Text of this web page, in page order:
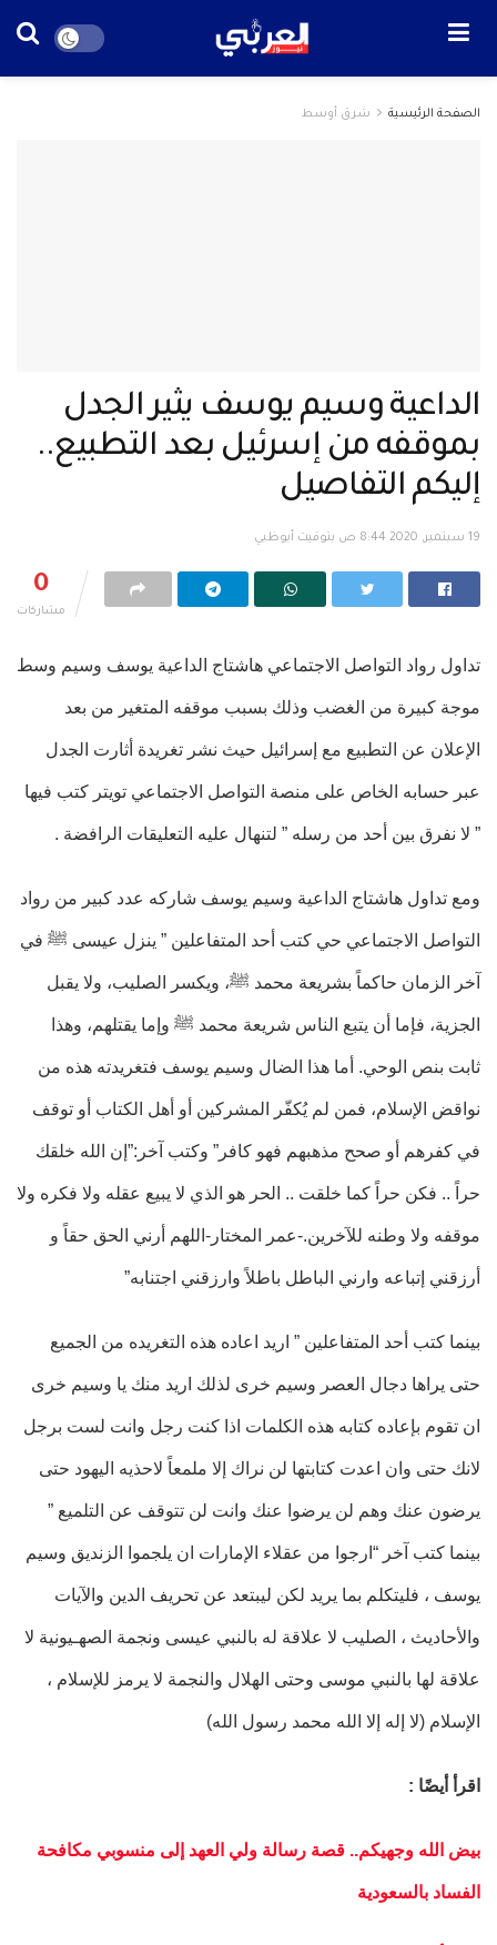
الصفحة الرئيسية شرق أوسط
الداعية وسيم يوسف يثير الجدل
بموقفه من إسرئيل بعد التطبيع..
إليكم التفاصيل
19 سبتمبر, 2020 8:44 ص بتوقيت أبوظبي
0
مشاركات
تداول رواد التواصل الاجتماعي هاشتاج الداعية يوسف وسيم وسط
موجة كبيرة من الغضب وذلك بسبب موقفه المتغير من بعد
الإعلان عن التطبيع مع إسرائيل حيث نشر تغريدة أثارت الجدل
عبر حسابه الخاص على منصة التواصل الاجتماعي تويتر كتب فيها
” لا نفرق بين أحد من رسله ” لتنهال عليه التعليقات الرافضة .
ومع تداول هاشتاج الداعية وسيم يوسف شاركه عدد كبير من رواد
التواصل الاجتماعي حي كتب أحد المتفاعلين ” ينزل عيسى ﷺ في
آخر الزمان حاكماً بشريعة محمد ﷺ، ويكسر الصليب، ولا يقبل
الجزية، فإما أن يتبع الناس شريعة محمد ﷺ وإما يقتلهم، وهذا
ثابت بنص الوحي. أما هذا الضال وسيم يوسف فتغريدته هذه من
نواقض الإسلام، فمن لم يُكفّر المشركين أو أهل الكتاب أو توقف
في كفرهم أو صحح مذهبهم فهو كافر” وكتب آخر:”إن الله خلقك
حراً .. فكن حراً كما خلقت .. الحر هو الذي لا يبيع عقله ولا فكره ولا
موقفه ولا وطنه للآخرين.-عمر المختار-اللهم أرني الحق حقاً و
أرزقني إتباعه وارني الباطل باطلاً وارزقني اجتنابه”
بينما كتب أحد المتفاعلين ” اريد اعاده هذه التغريده من الجميع
حتى يراها دجال العصر وسيم خرى لذلك اريد منك يا وسيم خرى
ان تقوم بإعاده كتابه هذه الكلمات اذا كنت رجل وانت لست برجل
لانك حتى وان اعدت كتابتها لن نراك إلا ملمعاً لاحذيه اليهود حتى
يرضون عنك وهم لن يرضوا عنك وانت لن تتوقف عن التلميع ”
بينما كتب آخر “ارجوا من عقلاء الإمارات ان يلجموا الزنديق وسيم
يوسف ، فليتكلم بما يريد لكن ليبتعد عن تحريف الدين والآيات
والأحاديث ، الصليب لا علاقة له بالنبي عيسى ونجمة الصهـيونية لا
علاقة لها بالنبي موسى وحتى الهلال والنجمة لا يرمز للإسلام ،
الإسلام (لا إله إلا الله محمد رسول الله)
اقرأ أيضًا :
بيض الله وجهيكم.. قصة رسالة ولي العهد إلى منسوبي مكافحة
الفساد بالسعودية